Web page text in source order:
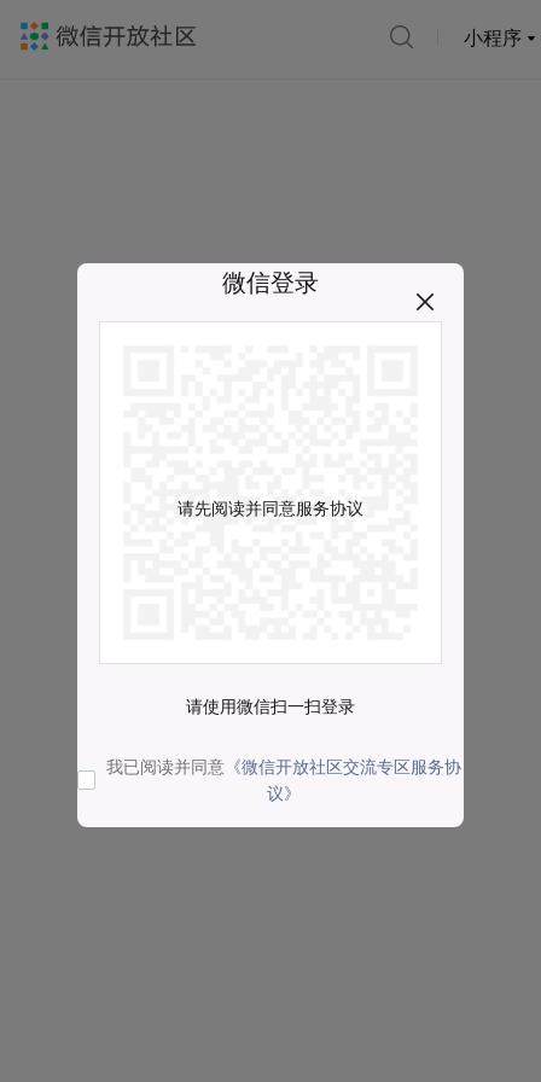
小程序
微信登录
请先阅读并同意服务协议
请使用微信扫一扫登录
我已阅读并同意 《微信开放社区交流专区服务协
议》